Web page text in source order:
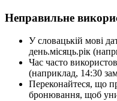
Неправильне
У словацькій мові
день.місяць.рік
Час часто
(наприклад, 14:30
Переконайтеся, що
бронювання, щоб